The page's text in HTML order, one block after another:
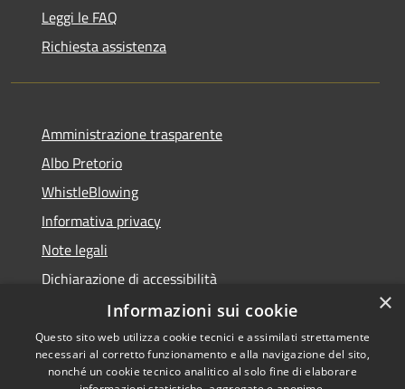
Leggi le FAQ
Richiesta assistenza
Amministrazione trasparente
Albo Pretorio
WhistleBlowing
Informativa privacy
Note legali
Dichiarazione di accessibilità
Copyright © 2026 • Città di
×
Informazioni sui cookie
Questo sito web utilizza cookie tecnici e assimilati strettamente
necessari al corretto funzionamento e alla navigazione del sito,
nonché un cookie tecnico analitico al solo fine di elaborare